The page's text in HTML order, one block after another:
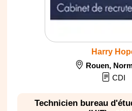
Harry
Rouen,
CDI
Technicien bureau